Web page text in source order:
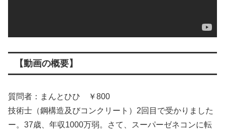
【動画の概要】
質問者：まんとひひ ￥800
技術士（鋼構造及びコンクリート）2回目で受かりました
ー。37歳、年収1000万弱。さて、スーパーゼネコンに転